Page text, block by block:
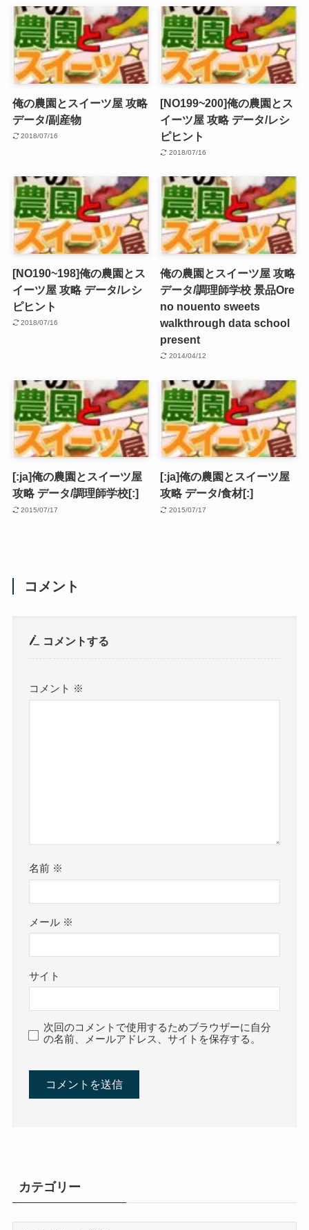
俺の農園とスイーツ屋 攻略
データ/副産物
2018/07/16
[NO199~200]俺の農園とス
イーツ屋 攻略 データ/レシ
ピヒント
2018/07/16
[NO190~198]俺の農園とス
イーツ屋 攻略 データ/レシ
ピヒント
2018/07/16
俺の農園とスイーツ屋 攻略
データ/調理師学校 景品Ore
no nouento sweets
walkthrough data school
present
2014/04/12
[:ja]俺の農園とスイーツ屋
攻略 データ/調理師学校[:]
2015/07/17
[:ja]俺の農園とスイーツ屋
攻略 データ/食材[:]
2015/07/17
コメント
コメントする
コメント ※
名前 ※
メール ※
サイト
次回のコメントで使用するためブラウザーに自分
の名前、メールアドレス、サイトを保存する。
カテゴリー